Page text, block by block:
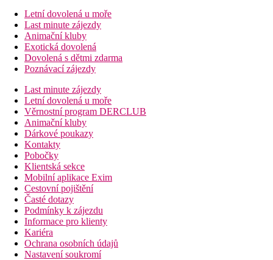
Letní dovolená u moře
Last minute zájezdy
Animační kluby
Exotická dovolená
Dovolená s dětmi zdarma
Poznávací zájezdy
Last minute zájezdy
Letní dovolená u moře
Věrnostní program DERCLUB
Animační kluby
Dárkové poukazy
Kontakty
Pobočky
Klientská sekce
Mobilní aplikace Exim
Cestovní pojištění
Časté dotazy
Podmínky k zájezdu
Informace pro klienty
Kariéra
Ochrana osobních údajů
Nastavení soukromí